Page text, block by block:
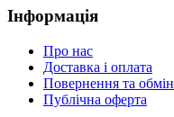
Інформація
Про нас
Доставка і оплата
Повернення та обмін
Публічна оферта